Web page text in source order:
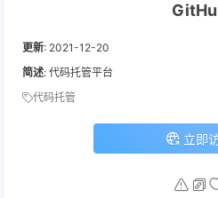
更新: 2021-12-20
简述: 代码托管平台
代码托管
立即